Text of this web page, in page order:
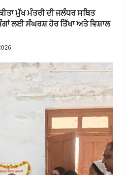
ਮੁੱਖ ਮੰਤਰੀ ਦੀ ਜਲੰਧਰ ਸਥਿਤ
ਲਈ ਸੰਘਰਸ਼ ਹੋਰ ਤਿੱਖਾ ਅਤੇ ਵਿਸ਼ਾਲ